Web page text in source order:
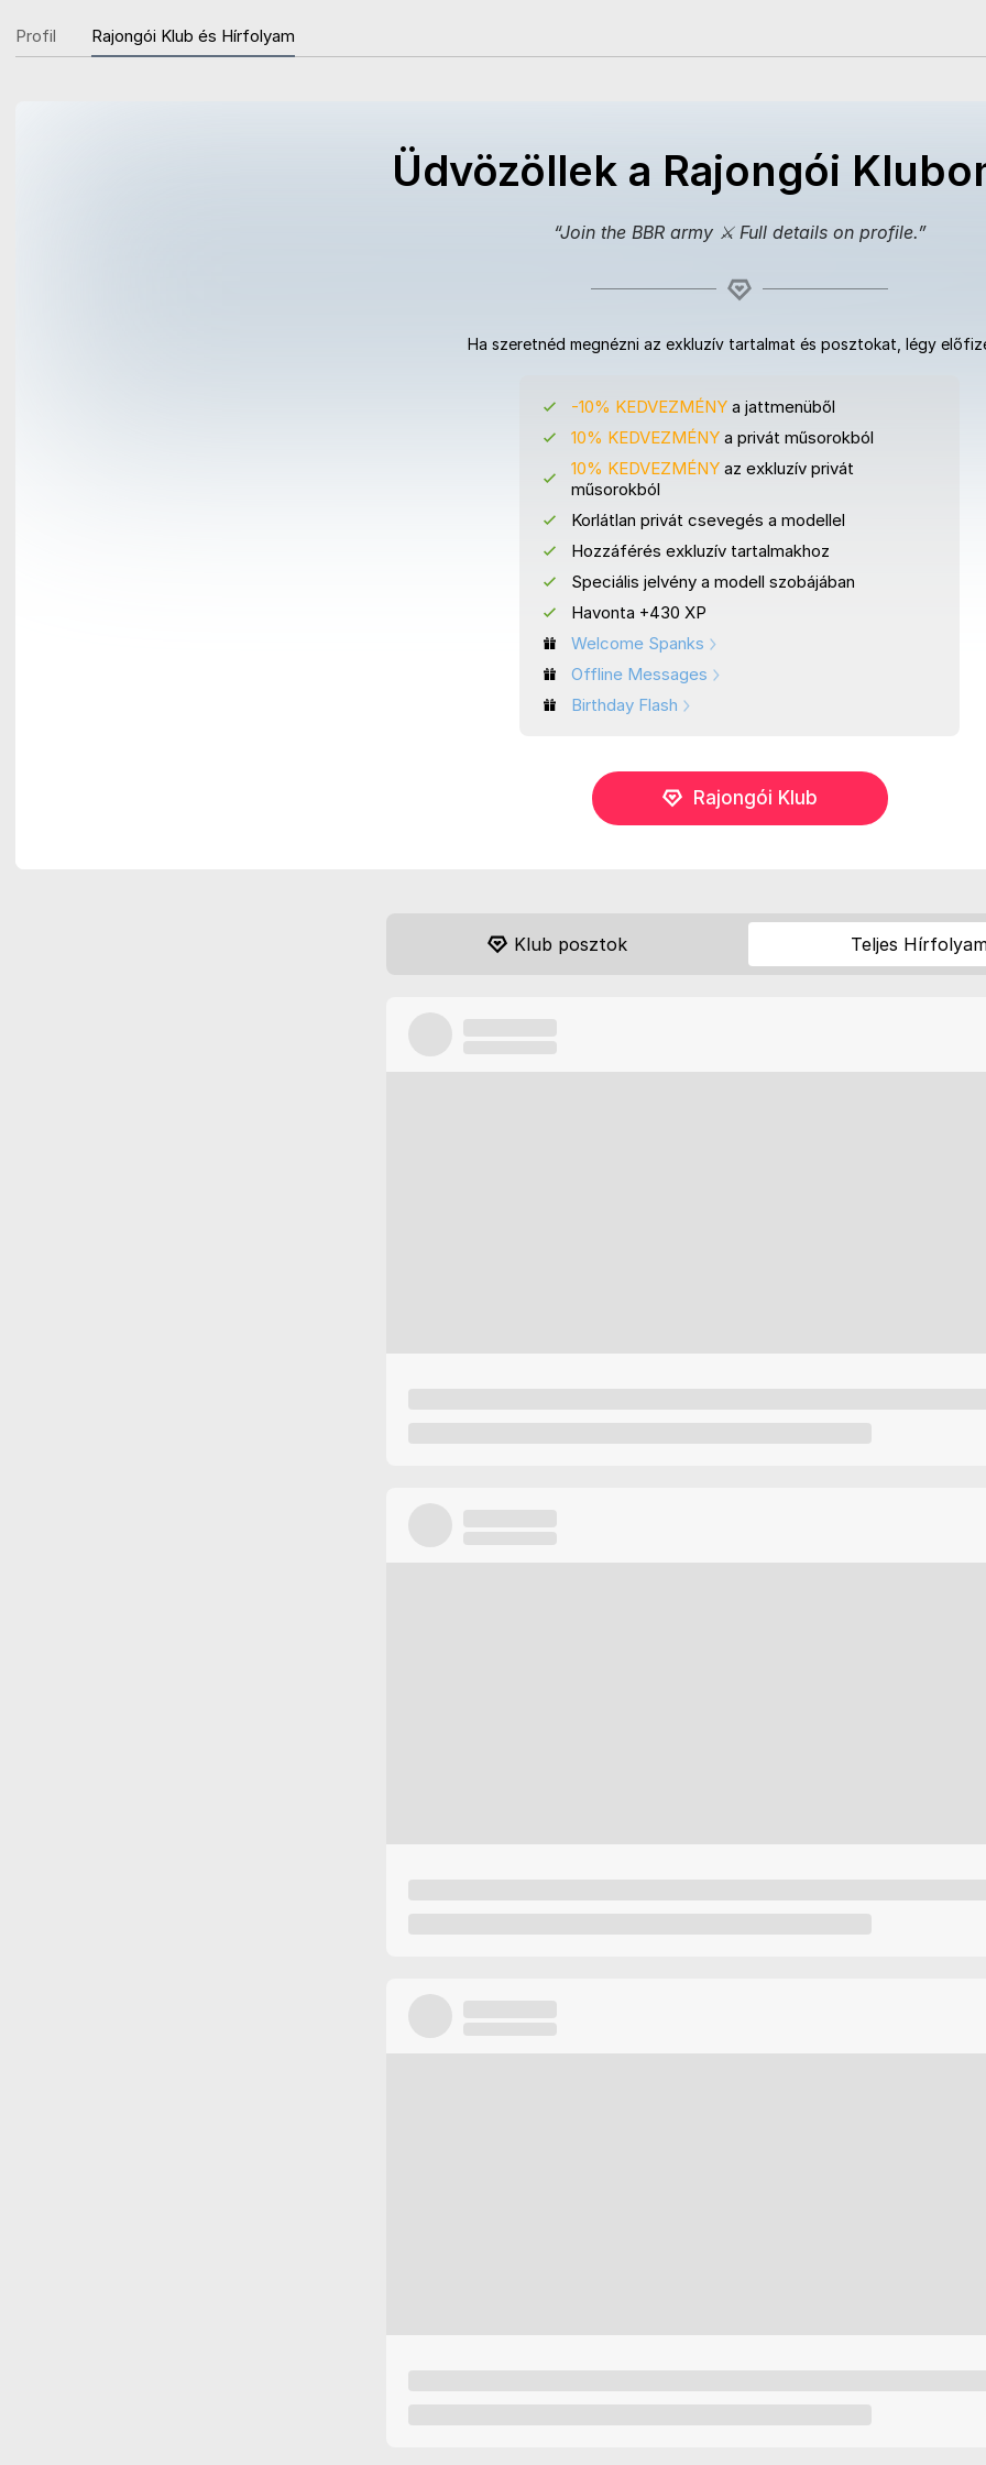
Profil Rajongói Klub és Hírfolyam
Üdvözöllek a Rajongói
“Join the BBR army ⚔️ Full details on profile.”
Ha szeretnéd megnézni az exkluzív tartalmat és posztokat, légy
-10% KEDVEZMÉNY a jattmenüből
10% KEDVEZMÉNY a privát műsorokból
10% KEDVEZMÉNY az exkluzív privát
műsorokból
Korlátlan privát csevegés a modellel
Hozzáférés exkluzív tartalmakhoz
Speciális jelvény a modell szobájában
Havonta +430 XP
Welcome Spanks
Offline Messages
Birthday Flash
Rajongói Klub
Klub posztok Teljes